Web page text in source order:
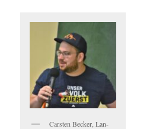
Carsten Beck­er, Lan­